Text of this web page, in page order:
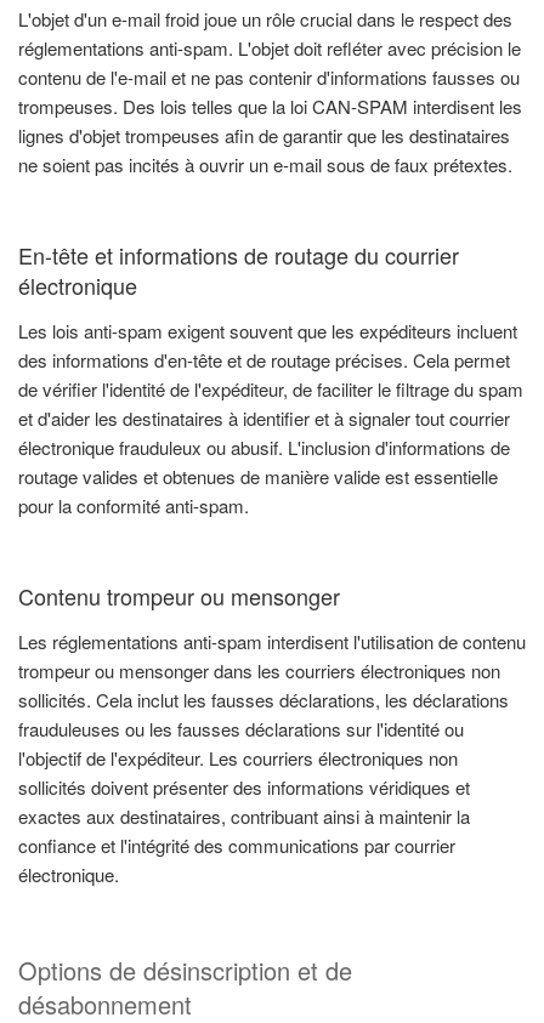
L'objet d'un e-mail froid joue un rôle crucial dans le respect des
réglementations anti-spam. L'objet doit refléter avec précision le
contenu de l'e-mail et ne pas contenir d'informations fausses ou
trompeuses. Des lois telles que la loi CAN-SPAM interdisent les
lignes d'objet trompeuses afin de garantir que les destinataires
ne soient pas incités à ouvrir un e-mail sous de faux prétextes.
En-tête et informations de routage du courrier
électronique
Les lois anti-spam exigent souvent que les expéditeurs incluent
des informations d'en-tête et de routage précises. Cela permet
de vérifier l'identité de l'expéditeur, de faciliter le filtrage du spam
et d'aider les destinataires à identifier et à signaler tout courrier
électronique frauduleux ou abusif. L'inclusion d'informations de
routage valides et obtenues de manière valide est essentielle
pour la conformité anti-spam.
Contenu trompeur ou mensonger
Les réglementations anti-spam interdisent l'utilisation de contenu
trompeur ou mensonger dans les courriers électroniques non
sollicités. Cela inclut les fausses déclarations, les déclarations
frauduleuses ou les fausses déclarations sur l'identité ou
l'objectif de l'expéditeur. Les courriers électroniques non
sollicités doivent présenter des informations véridiques et
exactes aux destinataires, contribuant ainsi à maintenir la
confiance et l'intégrité des communications par courrier
électronique.
Options de désinscription et de
désabonnement